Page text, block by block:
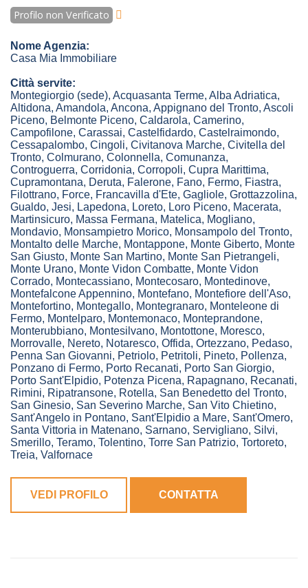
Profilo non Verificato
Nome Agenzia:
Casa Mia Immobiliare
Città servite:
Montegiorgio (sede), Acquasanta Terme, Alba Adriatica,
Altidona, Amandola, Ancona, Appignano del Tronto, Ascoli
Piceno, Belmonte Piceno, Caldarola, Camerino,
Campofilone, Carassai, Castelfidardo, Castelraimondo,
Cessapalombo, Cingoli, Civitanova Marche, Civitella del
Tronto, Colmurano, Colonnella, Comunanza,
Controguerra, Corridonia, Corropoli, Cupra Marittima,
Cupramontana, Deruta, Falerone, Fano, Fermo, Fiastra,
Filottrano, Force, Francavilla d'Ete, Gagliole, Grottazzolina,
Gualdo, Jesi, Lapedona, Loreto, Loro Piceno, Macerata,
Martinsicuro, Massa Fermana, Matelica, Mogliano,
Mondavio, Monsampietro Morico, Monsampolo del Tronto,
Montalto delle Marche, Montappone, Monte Giberto, Monte
San Giusto, Monte San Martino, Monte San Pietrangeli,
Monte Urano, Monte Vidon Combatte, Monte Vidon
Corrado, Montecassiano, Montecosaro, Montedinove,
Montefalcone Appennino, Montefano, Montefiore dell'Aso,
Montefortino, Montegallo, Montegranaro, Monteleone di
Fermo, Montelparo, Montemonaco, Monteprandone,
Monterubbiano, Montesilvano, Montottone, Moresco,
Morrovalle, Nereto, Notaresco, Offida, Ortezzano, Pedaso,
Penna San Giovanni, Petriolo, Petritoli, Pineto, Pollenza,
Ponzano di Fermo, Porto Recanati, Porto San Giorgio,
Porto Sant'Elpidio, Potenza Picena, Rapagnano, Recanati,
Rimini, Ripatransone, Rotella, San Benedetto del Tronto,
San Ginesio, San Severino Marche, San Vito Chietino,
Sant'Angelo in Pontano, Sant'Elpidio a Mare, Sant'Omero,
Santa Vittoria in Matenano, Sarnano, Servigliano, Silvi,
Smerillo, Teramo, Tolentino, Torre San Patrizio, Tortoreto,
Treia, Valfornace
VEDI PROFILO CONTATTA